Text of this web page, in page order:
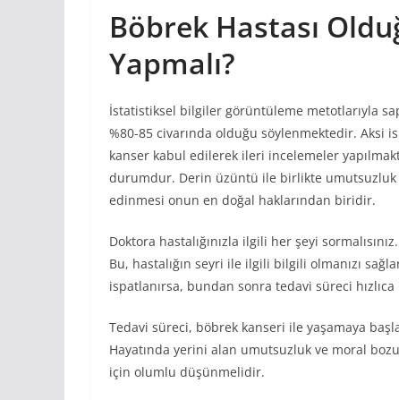
Böbrek Hastası
Yapmalı?
İstatistiksel bilgiler görüntüleme metotlarıyla
%80-85 civarında olduğu söylenmektedir. Aksi
kanser kabul edilerek ileri incelemeler
durumdur. Derin üzüntü ile birlikte umutsuzluk
edinmesi onun en doğal haklarından biridir.
Doktora hastalığınızla ilgili her şeyi
Bu, hastalığın seyri ile ilgili bilgili olmanızı
ispatlanırsa, bundan sonra tedavi süreci hızlıca
Tedavi süreci, böbrek kanseri ile yaşamaya
Hayatında yerini alan umutsuzluk ve moral
için olumlu düşünmelidir.